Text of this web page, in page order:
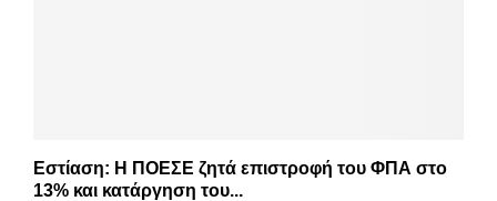
Εστίαση: Η ΠΟΕΣΕ ζητά επιστροφή του ΦΠΑ στο
13% και κατάργηση του...